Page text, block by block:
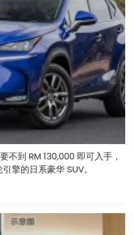
不到 RM 130,000 即可入手，
擎的日系豪华 SUV。